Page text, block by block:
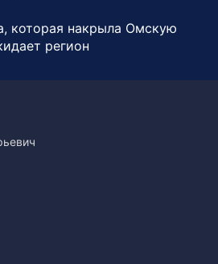
которая накрыла Омскую
регион